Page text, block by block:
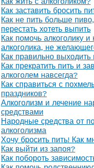
Как заставить бросить
Как не пить больше
перестать хотеть выпить
Как помочь алкоголику и
алкоголика, не
Как правильно выходить
Как прекратить пить и
алкоголем навсегда?
Как справиться с
праздников?
Алкоголизм и лечение
средствами
Народные средства от
алкоголизма
Хочу бросить пить! Как
Как выйти из запоя?
Как побороть